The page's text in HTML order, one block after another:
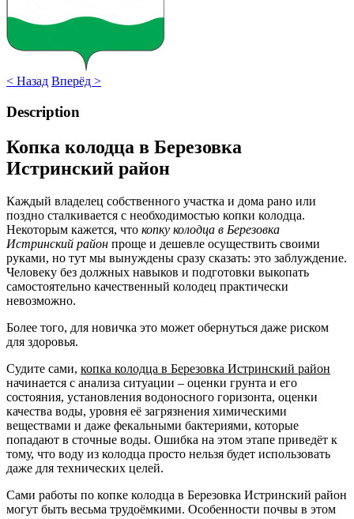
< Назад Вперёд >
Description
Копка колодца в Березовка
Истринский район
Каждый владелец собственного участка и дома рано или
поздно сталкивается с необходимостью копки колодца.
Некоторым кажется, что копку колодца в Березовка
Истринский район проще и дешевле осуществить своими
руками, но тут мы вынуждены сразу сказать: это заблуждение.
Человеку без должных навыков и подготовки выкопать
самостоятельно качественный колодец практически
невозможно.
Более того, для новичка это может обернуться даже риском
для здоровья.
Судите сами, копка колодца в Березовка Истринский район
начинается с анализа ситуации – оценки грунта и его
состояния, установления водоносного горизонта, оценки
качества воды, уровня её загрязнения химическими
веществами и даже фекальными бактериями, которые
попадают в сточные воды. Ошибка на этом этапе приведёт к
тому, что воду из колодца просто нельзя будет использовать
даже для технических целей.
Сами работы по копке колодца в Березовка Истринский район
могут быть весьма трудоёмкими. Особенности почвы в этом